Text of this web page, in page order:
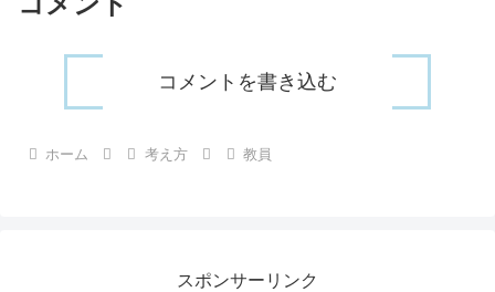
コメントを書き込む
ホーム 考え方 教員
スポンサーリンク